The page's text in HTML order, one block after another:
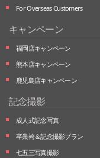
For Overseas Customers
キャンペーン
福岡店キャンペーン
熊本店キャンペーン
鹿児島店キャンペーン
記念撮影
成人式記念写真
卒業袴＆記念撮影プラン
七五三写真撮影